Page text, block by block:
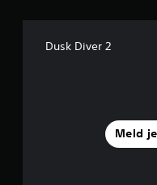
Dusk Diver 2
Meld